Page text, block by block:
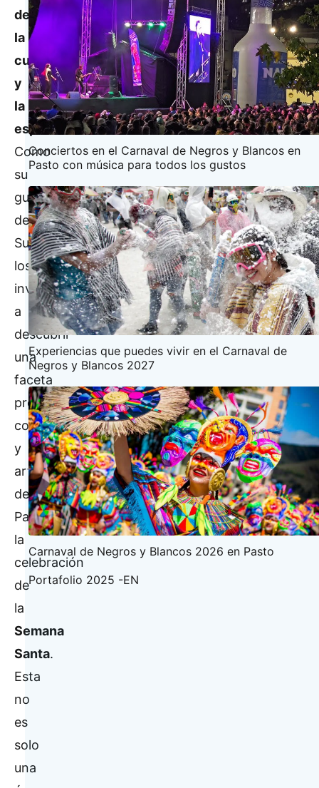
de
la
cultura
y
la
espiritualidad!
Como
su
guía
de
Surdestino,
los
invito
a
descubrir
una
faceta
profundamente
conmovedora
y
artística
de
Pasto:
la
celebración
de
la
Semana
Santa.
Esta
no
es
solo
una
Conciertos en el Carnaval de Negros y Blancos en
Pasto con música para todos los gustos
Experiencias que puedes vivir en el Carnaval de
Negros y Blancos 2027
Carnaval de Negros y Blancos 2026 en Pasto
Portafolio 2025 -EN